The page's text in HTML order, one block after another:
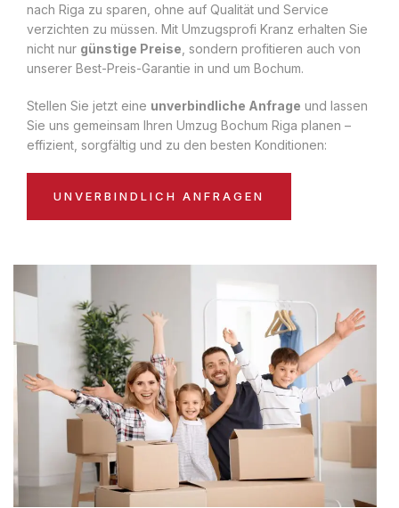
nach Riga zu sparen, ohne auf Qualität und Service
verzichten zu müssen. Mit Umzugsprofi Kranz erhalten Sie
nicht nur günstige Preise , sondern profitieren auch von
unserer Best-Preis-Garantie in und um Bochum.
Stellen Sie jetzt eine unverbindliche Anfrage und lassen
Sie uns gemeinsam Ihren Umzug Bochum Riga planen –
effizient, sorgfältig und zu den besten Konditionen:
UNVERBINDLICH ANFRAGEN